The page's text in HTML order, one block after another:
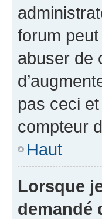
forum
abuser de
pas ceci
compteur
Haut
Lorsque
demandé